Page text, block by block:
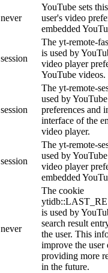
never
YouTube sets
user's video
embedded
session
The yt-remote-
is used by
video player
YouTube videos.
session
The yt-remote-
used by
preferences and
interface of the
video player.
session
The yt-remote-
used by
video player
embedded
never
The cookie
is used by
search result
the user. This
improve the user
providing more
in the future.